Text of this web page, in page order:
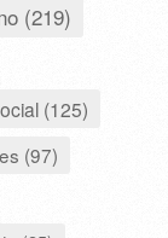
(219)
(125)
(97)